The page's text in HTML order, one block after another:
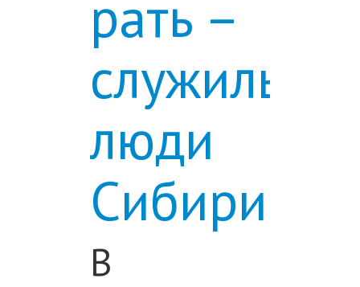
рать –
служилые
люди
Сибири»
В